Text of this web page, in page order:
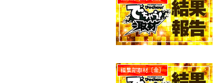
編集部取材［金］